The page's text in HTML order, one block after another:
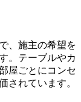
、施主の希望を
。テーブルやカ
屋ごとにコンセ
されています。